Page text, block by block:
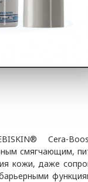
®Cera-
смягчающим,
кожи, даже